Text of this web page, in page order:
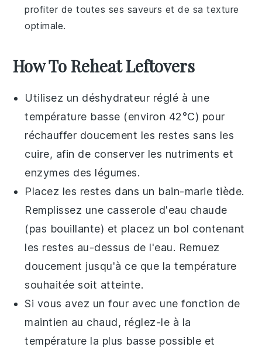
profiter de toutes ses saveurs et de sa texture
optimale.
How To Reheat Leftovers
Utilisez un déshydrateur réglé à une
température basse (environ 42°C) pour
réchauffer doucement les restes sans les
cuire, afin de conserver les nutriments et
enzymes des légumes.
Placez les restes dans un bain-marie tiède.
Remplissez une casserole d'eau chaude
(pas bouillante) et placez un bol contenant
les restes au-dessus de l'eau. Remuez
doucement jusqu'à ce que la température
souhaitée soit atteinte.
Si vous avez unfour avec une fonction de
maintien au chaud, réglez-le à la
température la plus basse possible et